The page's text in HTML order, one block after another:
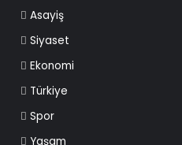
Asayiş
Siyaset
Ekonomi
Türkiye
Spor
Yaşam